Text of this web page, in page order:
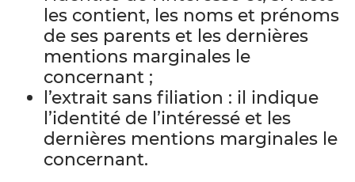
les contient, les noms et prénoms
de ses parents et les dernières
mentions marginales le
concernant ;
l’extrait sans filiation : il indique
l’identité de l’intéressé et les
dernières mentions marginales le
concernant.